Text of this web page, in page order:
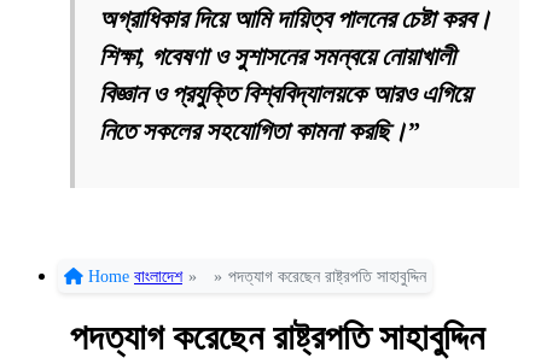
অগ্রাধিকার দিয়ে আমি দায়িত্ব পালনের চেষ্টা করব।
শিক্ষা, গবেষণা ও সুশাসনের সমন্বয়ে নোয়াখালী
বিজ্ঞান ও প্রযুক্তি বিশ্ববিদ্যালয়কে আরও এগিয়ে
নিতে সকলের সহযোগিতা কামনা করছি।”
Home বাংলাদেশ » » পদত্যাগ করেছেন রাষ্ট্রপতি সাহাবুদ্দিন
পদত্যাগ করেছেন রাষ্ট্রপতি সাহাবুদ্দিন